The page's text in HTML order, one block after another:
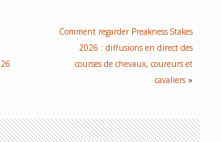
Comment regarder Preakness Stakes
2026 : diffusions en direct des
courses de chevaux, coureurs et
cavaliers »